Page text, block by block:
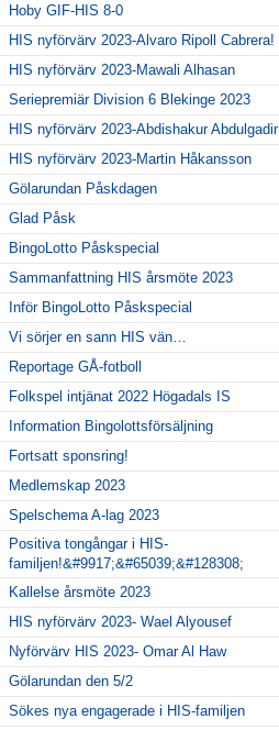
Hoby GIF-HIS 8-0
HIS nyförvärv 2023-Alvaro Ripoll Cabrera!
HIS nyförvärv 2023-Mawali Alhasan
Seriepremiär Division 6 Blekinge 2023
HIS nyförvärv 2023-Abdishakur Abdulgadir
HIS nyförvärv 2023-Martin Håkansson
Gölarundan Påskdagen
Glad Påsk
BingoLotto Påskspecial
Sammanfattning HIS årsmöte 2023
Inför BingoLotto Påskspecial
Vi sörjer en sann HIS vän…
Reportage GÅ-fotboll
Folkspel intjänat 2022 Högadals IS
Information Bingolottsförsäljning
Fortsatt sponsring!
Medlemskap 2023
Spelschema A-lag 2023
Positiva tongångar i HIS-
familjen!&#9917;&#65039;&#128308;
Kallelse årsmöte 2023
HIS nyförvärv 2023- Wael Alyousef
Nyförvärv HIS 2023- Omar Al Haw
Gölarundan den 5/2
Sökes nya engagerade i HIS-familjen